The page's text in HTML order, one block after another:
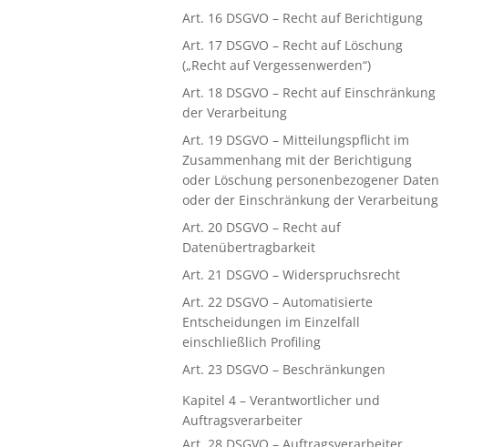
Art. 16 DSGVO – Recht auf Berichtigung
Art. 17 DSGVO – Recht auf Löschung
(„Recht auf Vergessenwerden“)
Art. 18 DSGVO – Recht auf Einschränkung
der Verarbeitung
Art. 19 DSGVO – Mitteilungspflicht im
Zusammenhang mit der Berichtigung
oder Löschung personenbezogener Daten
oder der Einschränkung der Verarbeitung
Art. 20 DSGVO – Recht auf
Datenübertragbarkeit
Art. 21 DSGVO – Widerspruchsrecht
Art. 22 DSGVO – Automatisierte
Entscheidungen im Einzelfall
einschließlich Profiling
Art. 23 DSGVO – Beschränkungen
Kapitel 4 – Verantwortlicher und
Auftragsverarbeiter